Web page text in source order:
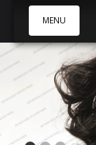
MENU
B